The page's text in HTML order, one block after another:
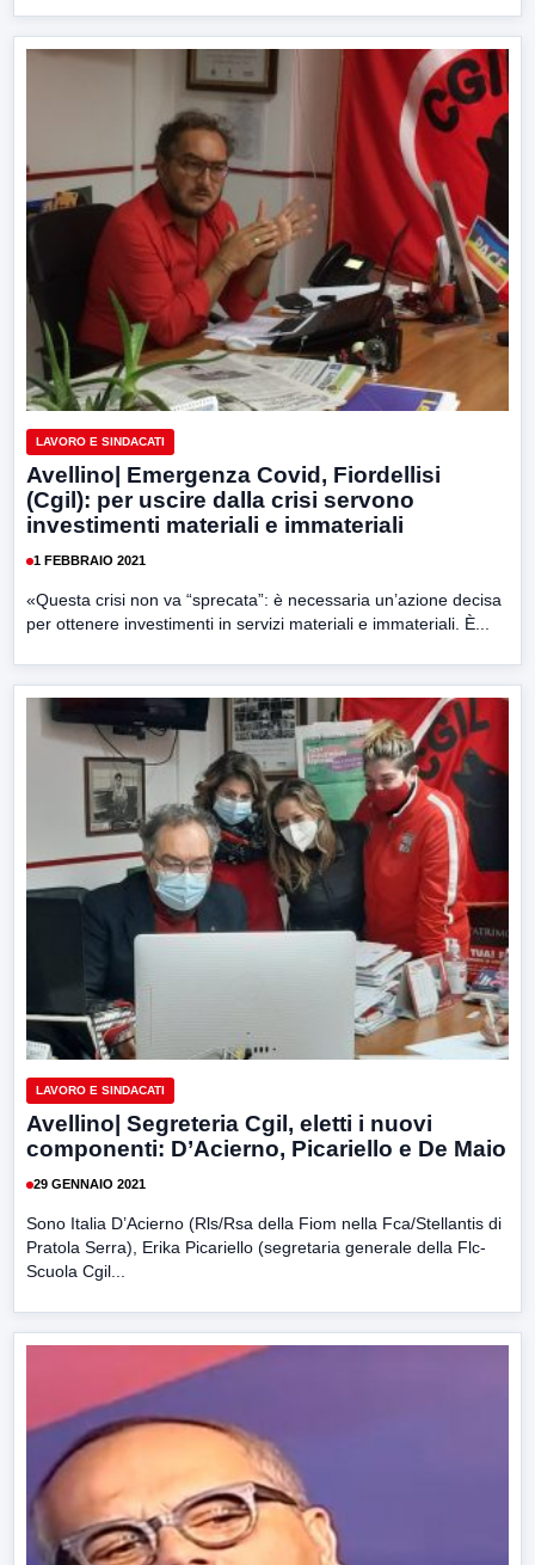
LAVORO E SINDACATI
Avellino| Emergenza Covid, Fiordellisi
(Cgil): per uscire dalla crisi servono
investimenti materiali e immateriali
1 FEBBRAIO 2021
«Questa crisi non va “sprecata”: è necessaria un’azione decisa
per ottenere investimenti in servizi materiali e immateriali. È...
LAVORO E SINDACATI
Avellino| Segreteria Cgil, eletti i nuovi
componenti: D’Acierno, Picariello e De Maio
29 GENNAIO 2021
Sono Italia D’Acierno (Rls/Rsa della Fiom nella Fca/Stellantis di
Pratola Serra), Erika Picariello (segretaria generale della Flc-
Scuola Cgil...